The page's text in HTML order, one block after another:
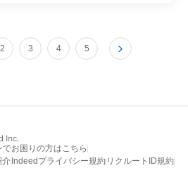
2 3 4 5
でお困りの方はこちら
介 Indeedプライバシー規約 リクルートID規約